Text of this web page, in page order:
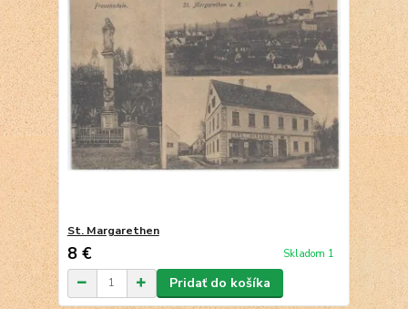
St. Margarethen
8 € Skladom 1
Pridať do košíka